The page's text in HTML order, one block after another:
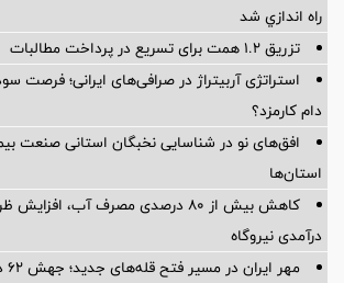
راه اندازي شد
تزریق ۱.۲ همت برای تسریع در پرداخت مطالبات
استراتژی آربیتراژ در صرافی‌های ایرانی؛ فرصت
دام کارمزد؟
افق‌های نو در شناسایی نخبگان استانی صنعت
استان‌ها
کاهش بیش از ۸۰ درصدی مصرف آب،
درآمدی نیروگاه